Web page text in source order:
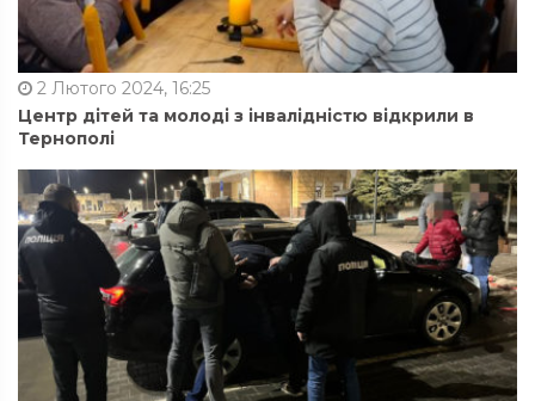
2 Лютого 2024, 16:25
Центр дітей та молоді з інвалідністю відкрили в
Тернополі